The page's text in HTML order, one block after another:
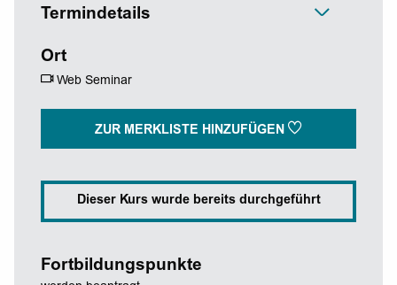
Termindetails
Ort
Web Seminar
ZUR MERKLISTE HINZUFÜGEN
Dieser Kurs wurde bereits durchgeführt
Fortbildungspunkte